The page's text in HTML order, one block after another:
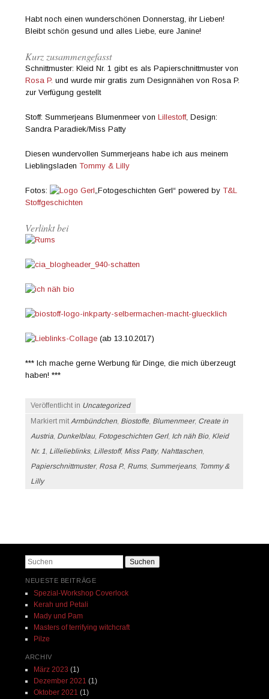
Habt noch einen wunderschönen Donnerstag, ihr Lieben!
Bleibt schön gesund und alles Liebe, eure Janine!
Kurz zusammengefasst
Schnittmuster: Kleid Nr. 1 gibt es als Papierschnittmuster von
Rosa P. und wurde mir gratis zum Designnähen von Rosa P.
zur Verfügung gestellt
Stoff: Summerjeans Blumenmeer vonLillestoff, Design:
Sandra Paradiek/Miss Patty
Diesen wundervollen Summerjeans habe ich aus meinem
LieblingsladenTommy & Lilly
Fotos: „Fotogeschichten Gerl“ powered byT&L
Stoffgeschichten
Verlinkt bei
(ab 13.10.2017)
*** Ich mache gerne Werbung für Dinge, die mich überzeugt
haben! ***
Veröffentlicht in Uncategorized
Markiert mitArmbündchen, Biostoffe, Blumenmeer, Create in
Austria, Dunkelblau, Fotogeschichten Gerl, Ich näh Bio, Kleid
Nr. 1, Lillelieblinks, Lillestoff, Miss Patty, Nahttaschen,
Papierschnittmuster, Rosa P., Rums, Summerjeans, Tommy &
Lilly
Suchen
NEUESTE BEITRÄGE
Spezial-Workshop Coverlock
Kerah und Petali
Mady und Pam
Masters of terrifying witchcraft
Pilze
ARCHIV
März 2023 (1)
Dezember 2021 (1)
Oktober 2021 (1)